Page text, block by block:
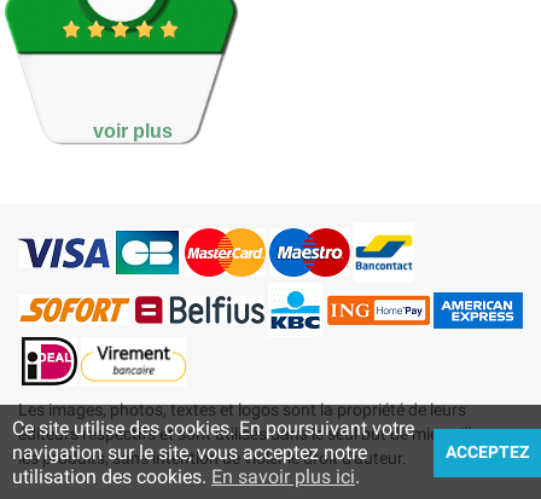
voir plus
Les images, photos, textes et logos sont la propriété de leurs
éditeurs respectifs et sont utilisés dans le seul but de mieux illustrer
les produits, sans intention de violer le droit d'auteur.
Ce site utilise des cookies. En poursuivant votre
navigation sur le site, vous acceptez notre
utilisation des cookies. En savoir plus ici.
ACCEPTEZ